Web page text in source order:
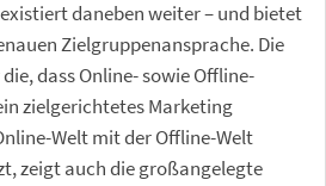
daneben weiter – und bietet
Zielgruppenansprache. Die
dass Online- sowie Offline-
zielgerichtetes Marketing
Welt mit der Offline-Welt
zeigt auch die großangelegte